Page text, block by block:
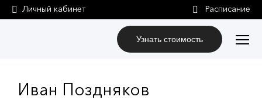
Личный кабинет
Узнать стоимость
Иван Поздняков